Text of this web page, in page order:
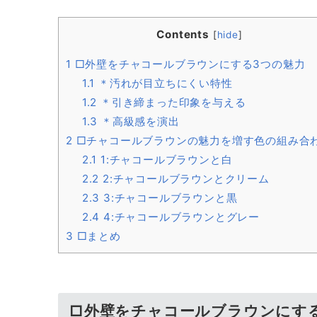
Contents [hide]
1 □外壁をチャコールブラウンにする3つの魅力
1.1
＊汚れが目立ちにくい特性
1.2 ＊引き締まった印象を与える
1.3 ＊高級感を演出
2 □チャコールブラウンの魅力を増す色の組み合
2.1 1:チャコールブラウンと白
2.2 2:チャコールブラウンとクリーム
2.3 3:チャコールブラウンと黒
2.4 4:チャコールブラウンとグレー
3 □まとめ
□外壁をチャコールブラウンにす